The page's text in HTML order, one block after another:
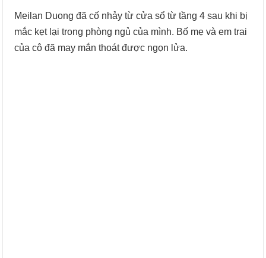
Meilan Duong đã cố nhảy từ cửa sổ từ tầng 4 sau khi bị
mắc kẹt lại trong phòng ngủ của mình. Bố mẹ và em trai
của cô đã may mắn thoát được ngọn lửa.